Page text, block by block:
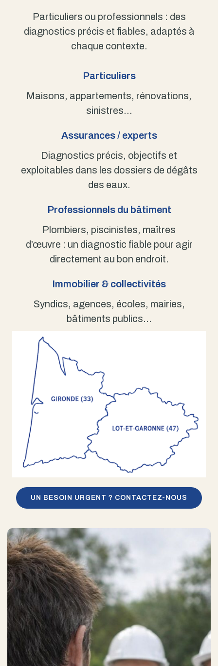
Particuliers ou professionnels : des
diagnostics précis et fiables, adaptés à
chaque contexte.
Particuliers
Maisons, appartements, rénovations,
sinistres…
Assurances / experts
Diagnostics précis, objectifs et
exploitables dans les dossiers de dégâts
des eaux.
Professionnels du bâtiment
Plombiers, piscinistes, maîtres
d’œuvre : un diagnostic fiable pour agir
directement au bon endroit.
Immobilier & collectivités
Syndics, agences, écoles, mairies,
bâtiments publics…
UN BESOIN URGENT ? CONTACTEZ-NOUS